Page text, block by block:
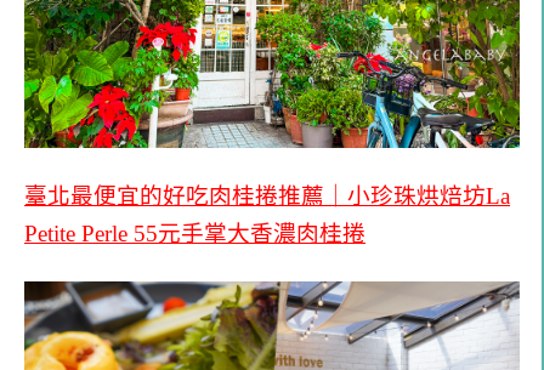
臺北最便宜的好吃肉桂捲推薦｜小珍珠烘焙坊La
Petite Perle 55元手掌大香濃肉桂捲